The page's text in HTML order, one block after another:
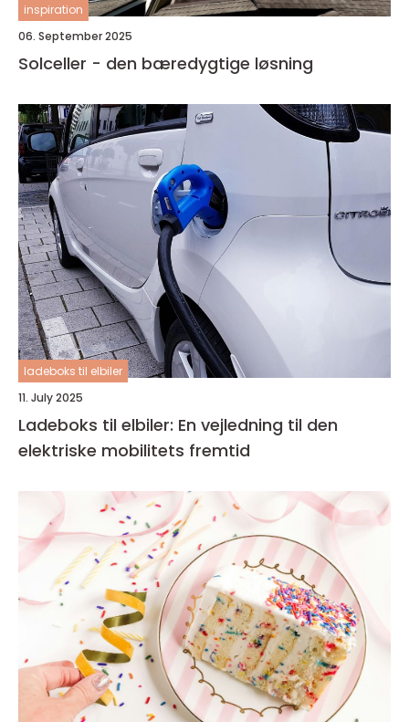
inspiration
06. September 2025
Solceller - den bæredygtige løsning
ladeboks til elbiler
11. July 2025
Ladeboks til elbiler: En vejledning til den
elektriske mobilitets fremtid